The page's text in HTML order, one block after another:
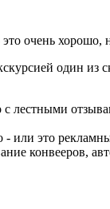
очень хорошо,
один
лестными
или это
конвееров,